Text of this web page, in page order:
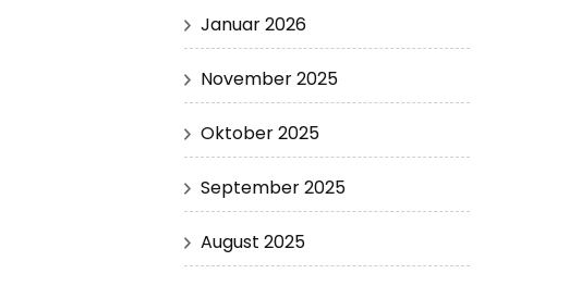
Januar 2026
November 2025
Oktober 2025
September 2025
August 2025